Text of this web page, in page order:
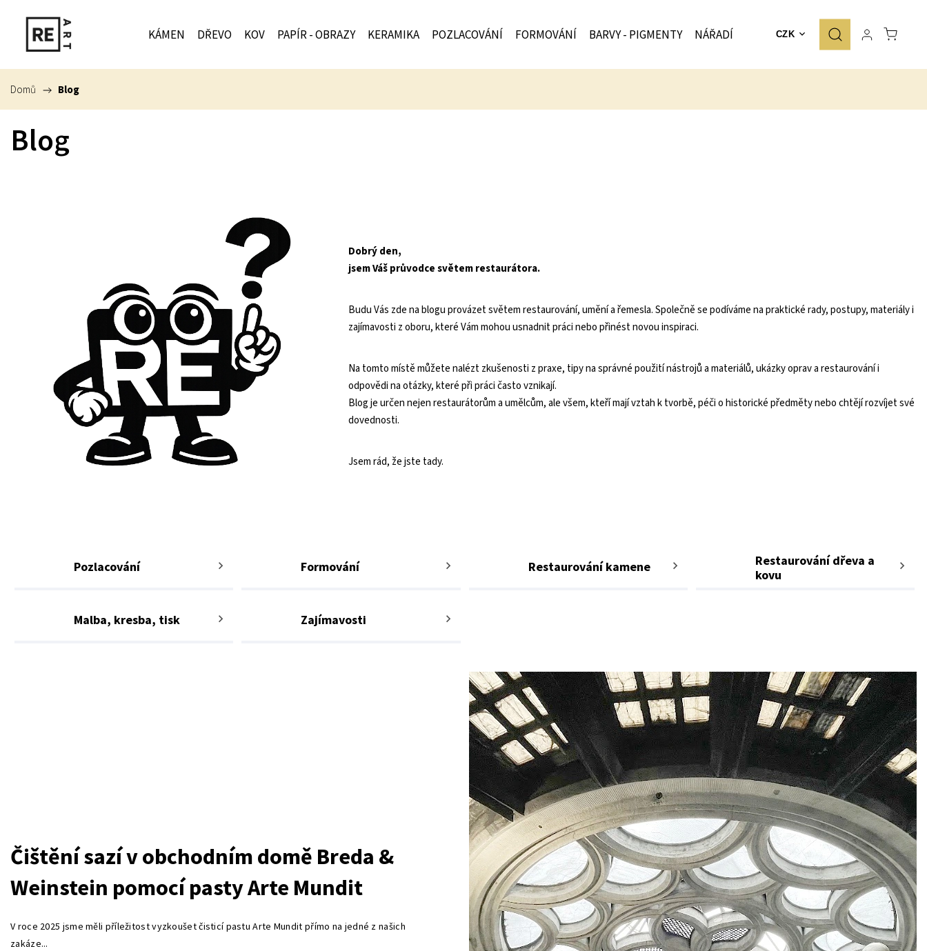
CZK
KÁMEN DŘEVO KOV PAPÍR - OBRAZY KERAMIKA POZLACOVÁNÍ FORMOVÁNÍ BARVY - PIGMENTY NÁŘADÍ ZNAČKY
Domů / Blog
Blog
Dobrý den,
jsem Váš průvodce světem restaurátora.
Budu Vás zde na blogu provázet světem restaurování, umění a řemesla. Společně se podíváme na praktické rady, postupy, materiály i
zajímavosti z oboru, které Vám mohou usnadnit práci nebo přinést novou inspiraci.
Na tomto místě můžete nalézt zkušenosti z praxe, tipy na správné použití nástrojů a materiálů, ukázky oprav a restaurování i
odpovědi na otázky, které při práci často vznikají.
Blog je určen nejen restaurátorům a umělcům, ale všem, kteří mají vztah k tvorbě, péči o historické předměty nebo chtějí rozvíjet své
dovednosti.
Jsem rád, že jste tady.
Pozlacování Formování Restaurování kamene
Restaurování dřeva a
kovu
Malba, kresba, tisk Zajímavosti
Čištění sazí v obchodním domě Breda &
Weinstein pomocí pasty Arte Mundit
V roce 2025 jsme měli příležitost vyzkoušet čisticí pastu Arte Mundit přímo na jedné z našich
zakáze...